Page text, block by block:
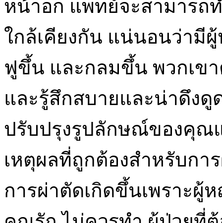
หน้าอก แพทย์จะสามารถ
ใกล้เคียงกัน แน่นอนว่ามี
ฟูขึ้น และกลมขึ้น พวกเข
และรู้สึกสบายและน่าดึง
ปรับปรุงรูปลักษณ์ของคุณ
เหตุผลที่ถูกต้องสำหรับกา
การผ่าตัดเกิดขึ้นเพราะ